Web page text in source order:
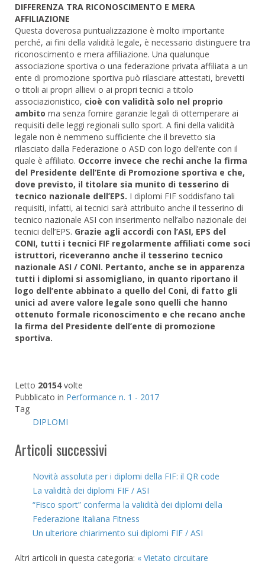
DIFFERENZA TRA RICONOSCIMENTO E MERA
AFFILIAZIONE
Questa doverosa puntualizzazione è molto importante
perché, ai fini della validità legale, è necessario distinguere tra
riconoscimento e mera affiliazione. Una qualunque
associazione sportiva o una federazione privata affiliata a un
ente di promozione sportiva può rilasciare attestati, brevetti
o titoli ai propri allievi o ai propri tecnici a titolo
associazionistico, cioè con validità solo nel proprio
ambito ma senza fornire garanzie legali di ottemperare ai
requisiti delle leggi regionali sullo sport. A fini della validità
legale non è nemmeno sufficiente che il brevetto sia
rilasciato dalla Federazione o ASD con logo dell’ente con il
quale è affiliato. Occorre invece che rechi anche la firma
del Presidente dell’Ente di Promozione sportiva e che,
dove previsto, il titolare sia munito di tesserino di
tecnico nazionale dell’EPS. I diplomi FIF soddisfano tali
requisiti, infatti, ai tecnici sarà attribuito anche il tesserino di
tecnico nazionale ASI con inserimento nell’albo nazionale dei
tecnici dell’EPS. Grazie agli accordi con l’ASI, EPS del
CONI, tutti i tecnici FIF regolarmente affiliati come soci
istruttori, riceveranno anche il tesserino tecnico
nazionale ASI / CONI. Pertanto, anche se in apparenza
tutti i diplomi si assomigliano, in quanto riportano il
logo dell’ente abbinato a quello del Coni, di fatto gli
unici ad avere valore legale sono quelli che hanno
ottenuto formale riconoscimento e che recano anche
la firma del Presidente dell’ente di promozione
sportiva.
Letto 20154volte
Pubblicato in Performance n. 1 - 2017
Tag
DIPLOMI
Articoli successivi
Novità assoluta per i diplomi della FIF: il QR code
La validità dei diplomi FIF / ASI
“Fisco sport” conferma la validità dei diplomi della
Federazione Italiana Fitness
Un ulteriore chiarimento sui diplomi FIF / ASI
Altri articoli in questa categoria: « Vietato circuitare